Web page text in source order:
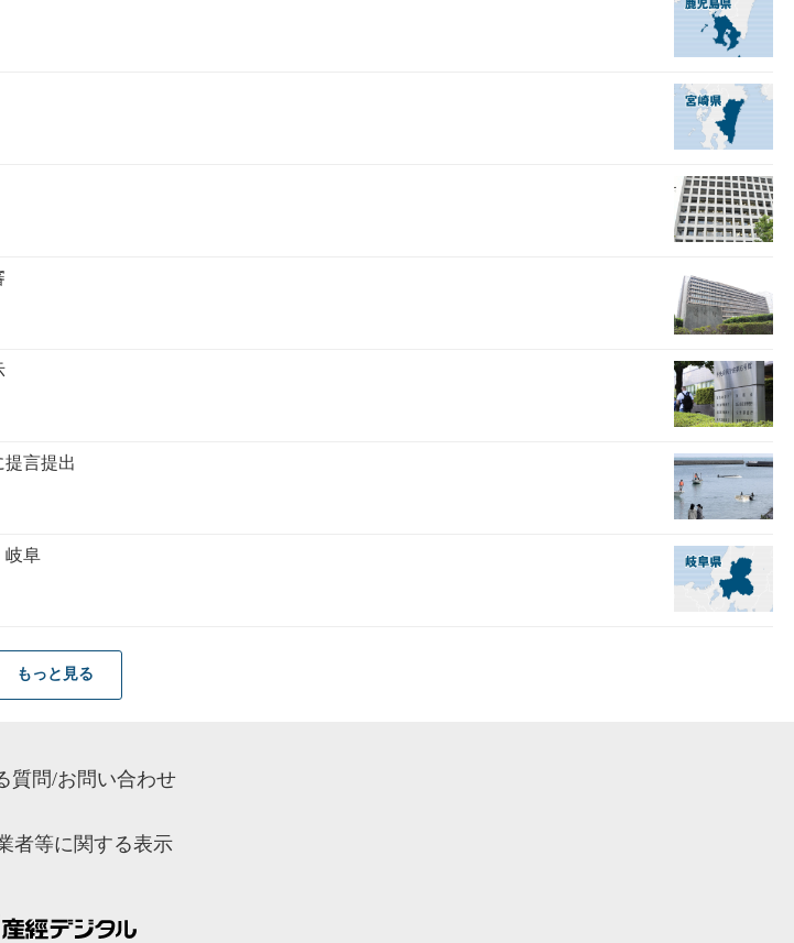
言提出
岐阜
もっと見る
質問/お問い合わせ
者等に関する表示